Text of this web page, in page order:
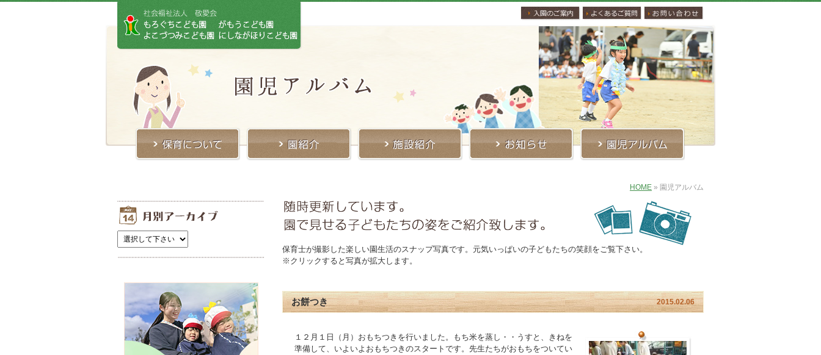
HOME » 園児アルバム
保育士が撮影した楽しい園生活のスナップ写真です。元気いっぱいの子どもたちの笑顔をご覧下さい。
※クリックすると写真が拡大します。
お餅つき 2015.02.06
１２月１日（月）おもちつきを行いました。もち米を蒸し・・うすと、きねを
準備して、いよいよおもちつきのスタートです。先生たちがおもちをついてい